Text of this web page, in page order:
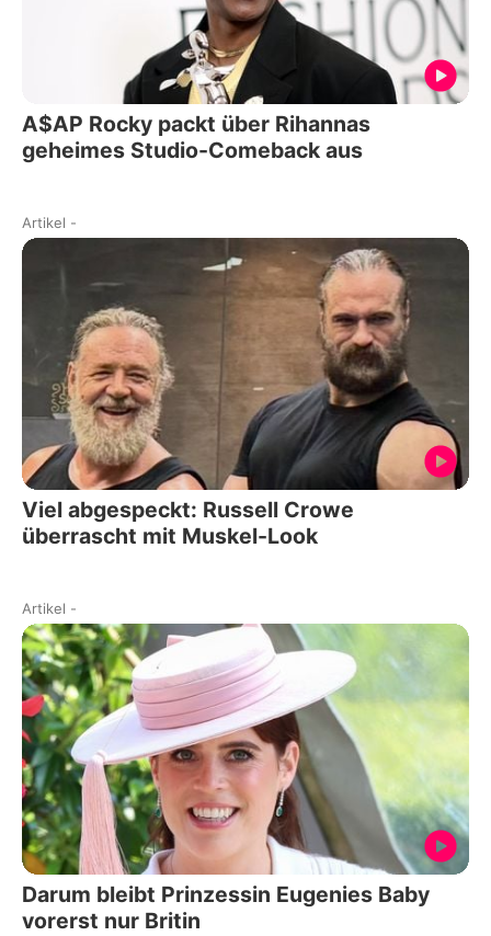
A$AP Rocky packt über Rihannas
geheimes Studio-Comeback aus
Artikel -
Viel abgespeckt: Russell Crowe
überrascht mit Muskel-Look
Artikel -
Darum bleibt Prinzessin Eugenies Baby
vorerst nur Britin